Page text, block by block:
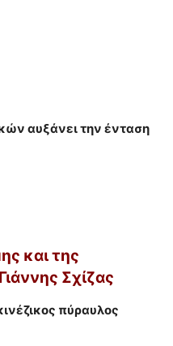
αυξάνει την ένταση
και της
Γιάννης Σχίζας
πύραυλος